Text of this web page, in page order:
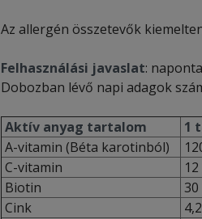
Az allergén összetevők
Felhasználási javaslat:
Dobozban lévő napi adagok
Aktív anyag tartalom 1
A-vitamin (Béta karotinból)
C-vitamin
Biotin
Cink